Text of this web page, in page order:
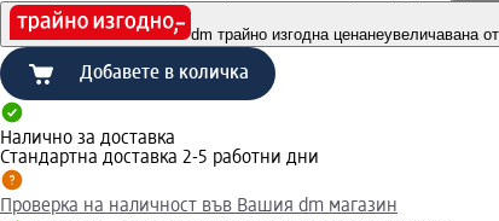
dm трайно изгодна ценанеувеличавана
Добавете в количка
Налично за доставка
Стандартна доставка 2-5 работни дни
Проверка на наличност във Вашия dm магазин